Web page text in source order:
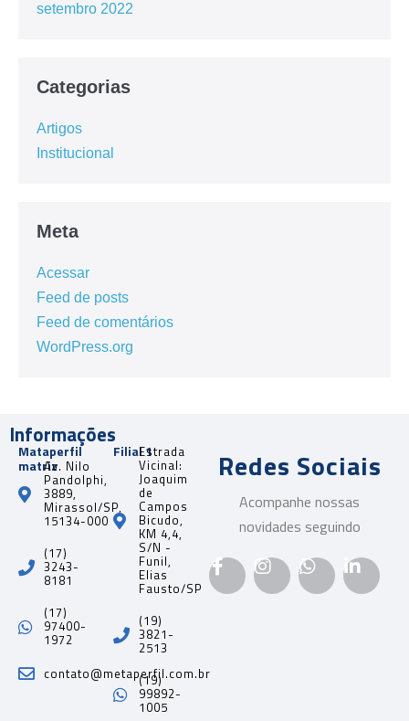
setembro 2022
Categorias
Artigos
Institucional
Meta
Acessar
Feed de posts
Feed de comentários
WordPress.org
Informações
Mataperfil
matrizAv. Nilo
Pandolphi,
3889,
Mirassol/SP,
15134-000
(17)
3243-
8181
(17)
97400-
1972
contato@metaperfil.com.br
Filial 1Estrada
Vicinal:
Joaquim
de
Campos
Bicudo,
KM 4,4,
S/N -
Funil,
Elias
Fausto/SP
(19)
3821-
2513
(19)
99892-
1005
Redes Sociais
Acompanhe nossas
novidades seguindo